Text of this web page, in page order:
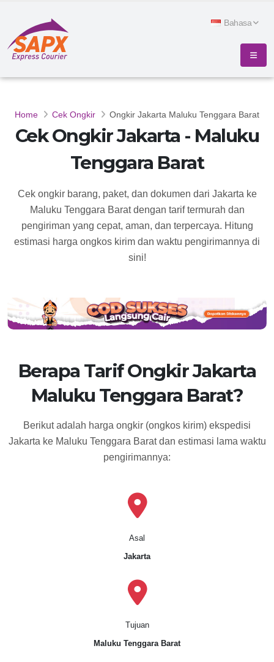
Bahasa
Home Cek Ongkir Ongkir Jakarta Maluku Tenggara Barat
Cek Ongkir Jakarta - Maluku
Tenggara Barat
Cek ongkir barang, paket, dan dokumen dari Jakarta ke
Maluku Tenggara Barat dengan tarif termurah dan
pengiriman yang cepat, aman, dan terpercaya. Hitung
estimasi harga ongkos kirim dan waktu pengirimannya di
sini!
Berapa Tarif Ongkir Jakarta
Maluku Tenggara Barat?
Berikut adalah harga ongkir (ongkos kirim) ekspedisi
Jakarta ke Maluku Tenggara Barat dan estimasi lama waktu
pengirimannya:
Asal
Jakarta
Tujuan
Maluku Tenggara Barat